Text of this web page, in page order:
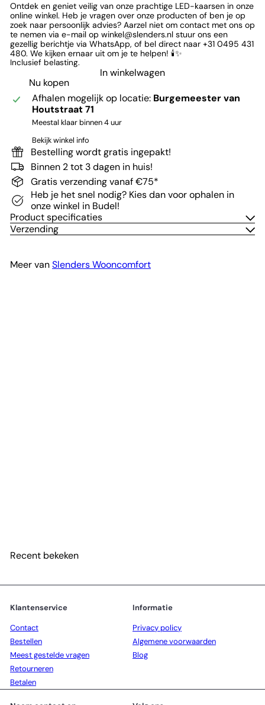
Ontdek en geniet veilig van onze prachtige LED-kaarsen in onze
online winkel. Heb je vragen over onze producten of ben je op
zoek naar persoonlijk advies? Aarzel niet om contact met ons op
te nemen via e-mail op winkel@slenders.nl stuur ons een
gezellig berichtje via WhatsApp, of bel direct naar +31 0495 431
480. We kijken ernaar uit om je te helpen! 🕯️✨
Inclusief belasting.
In winkelwagen
Nu kopen
Afhalen mogelijk op locatie: Burgemeester van
Houtstraat 71
Meestal klaar binnen 4 uur
Bekijk winkel info
Bestelling wordt gratis ingepakt!
Binnen 2 tot 3 dagen in huis!
Gratis verzending vanaf €75*
Heb je het snel nodig? Kies dan voor ophalen in
onze winkel in Budel!
Product specificaties
Verzending
Meer vanSlenders Wooncomfort
Recent bekeken
Klantenservice
Contact
Bestellen
Meest gestelde vragen
Retourneren
Betalen
Informatie
Privacy policy
Algemene voorwaarden
Blog